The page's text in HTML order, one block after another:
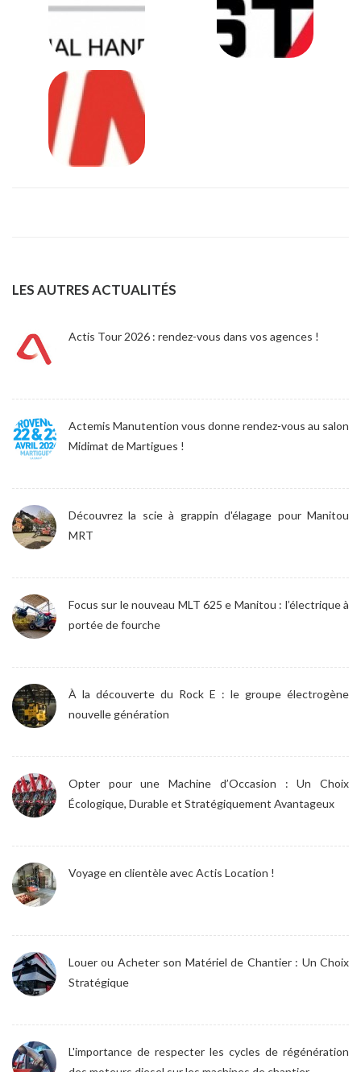
LES AUTRES ACTUALITÉS
Actis Tour 2026 : rendez-vous dans vos agences !
Actemis Manutention vous donne rendez-vous au salon
Midimat de Martigues !
Découvrez la scie à grappin d'élagage pour Manitou
MRT
Focus sur le nouveau MLT 625 e Manitou : l’électrique à
portée de fourche
À la découverte du Rock E : le groupe électrogène
nouvelle génération
Opter pour une Machine d’Occasion : Un Choix
Écologique, Durable et Stratégiquement Avantageux
Voyage en clientèle avec Actis Location !
Louer ou Acheter son Matériel de Chantier : Un Choix
Stratégique
L'importance de respecter les cycles de régénération